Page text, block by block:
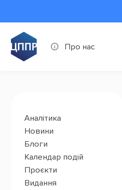
Про нас
Аналітика
Новини
Блоги
Календар подій
Проєкти
Видання